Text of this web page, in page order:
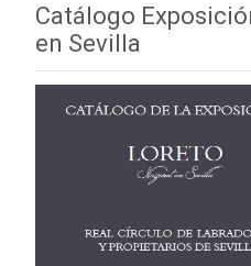
Catálogo
en Sevilla